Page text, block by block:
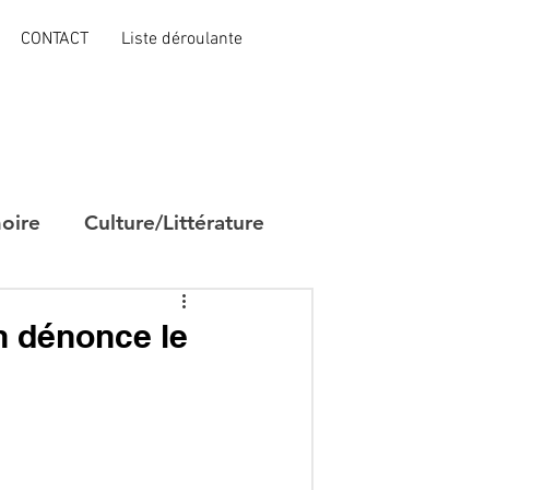
CONTACT Liste déroulante
Culture/Littérature
dénonce le